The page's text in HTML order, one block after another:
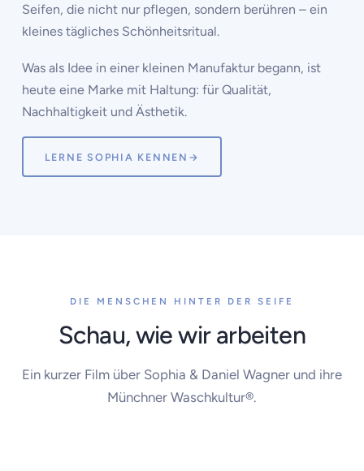
Seifen, die nicht nur pflegen, sondern berühren – ein
kleines tägliches Schönheitsritual.
Was als Idee in einer kleinen Manufaktur begann, ist
heute eine Marke mit Haltung: für Qualität,
Nachhaltigkeit und Ästhetik.
LERNE SOPHIA KENNEN →
DIE MENSCHEN HINTER DER SEIFE
Schau, wie wir arbeiten
Ein kurzer Film über Sophia & Daniel Wagner und ihre
Münchner Waschkultur®.